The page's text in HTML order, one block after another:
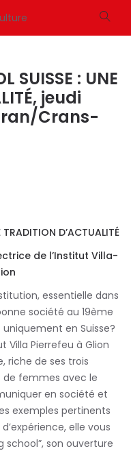
SUISSE : UNE
jeudi
Crans-
TRADITION D’ACTUALITÉ
de l’Institut Villa-
essentielle dans
société au 19ème
en Suisse?
Villa Pierrefeu à Glion
riche de ses trois
de femmes avec le
en société et
exemples pertinents
elle vous
school”, son ouverture